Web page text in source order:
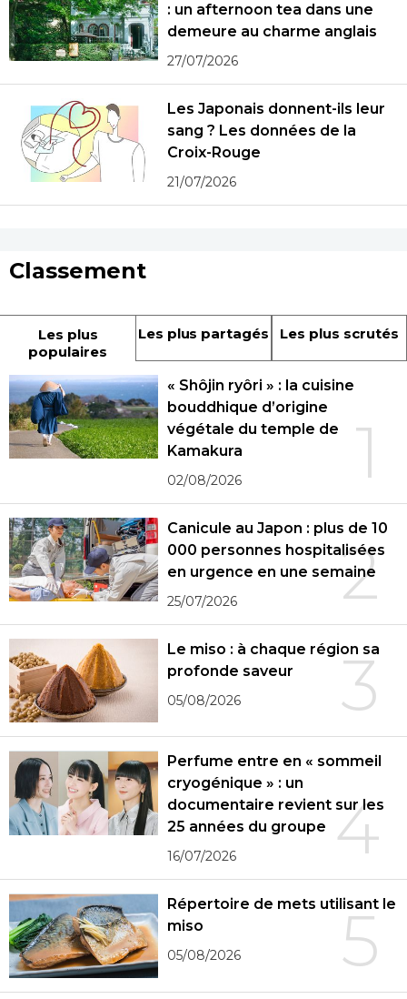
: un afternoon tea dans une
demeure au charme anglais
27/07/2026
Les Japonais donnent-ils leur
sang ? Les données de la
Croix-Rouge
21/07/2026
Classement
Les plus
populaires
Les plus partagés Les plus scrutés
1
« Shôjin ryôri » : la cuisine
bouddhique d’origine
végétale du temple de
Kamakura
02/08/2026
2
Canicule au Japon : plus de 10
000 personnes hospitalisées
en urgence en une semaine
25/07/2026
3
Le miso : à chaque région sa
profonde saveur
05/08/2026
4
Perfume entre en « sommeil
cryogénique » : un
documentaire revient sur les
25 années du groupe
16/07/2026
5
Répertoire de mets utilisant le
miso
05/08/2026